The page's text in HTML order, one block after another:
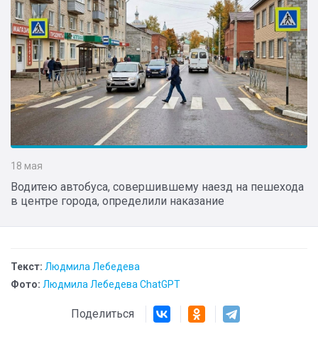
18 мая
Водитею автобуса, совершившему наезд на пешехода
в центре города, определили наказание
Текст: Людмила Лебедева
Фото: Людмила Лебедева ChatGPT
Поделиться